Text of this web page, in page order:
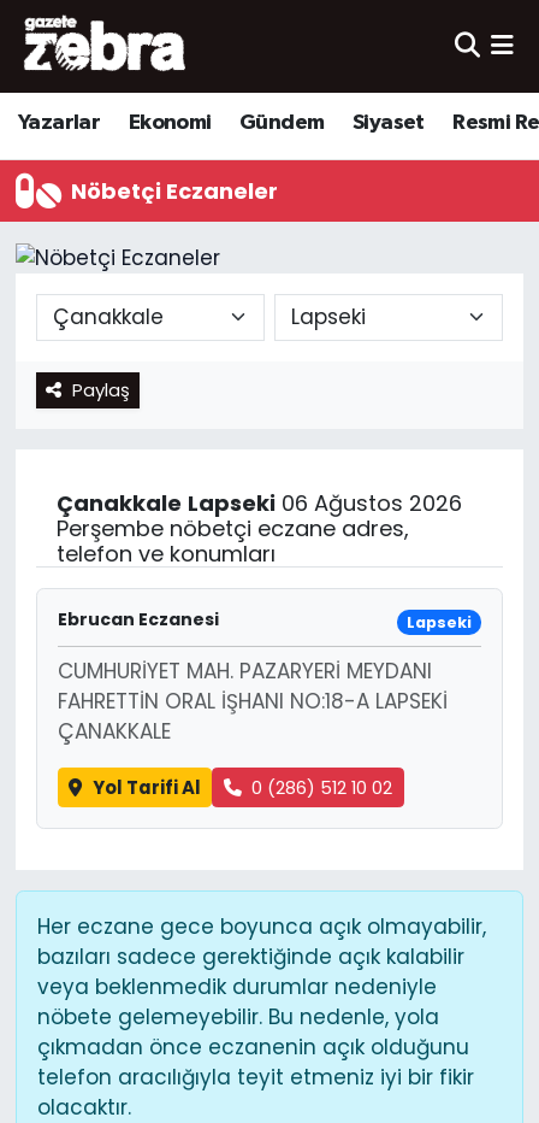
Yazarlar Ekonomi Gündem Siyaset Resmi
Nöbetçi Eczaneler
Paylaş
Çanakkale Lapseki06 Ağustos 2026
Perşembe nöbetçi eczane adres,
telefon ve konumları
Ebrucan Eczanesi Lapseki
CUMHURİYET MAH. PAZARYERİ MEYDANI
FAHRETTİN ORAL İŞHANI NO:18-A LAPSEKİ
ÇANAKKALE
Yol Tarifi Al 0 (286) 512 10 02
Her eczane gece boyunca açık olmayabilir,
bazıları sadece gerektiğinde açık kalabilir
veya beklenmedik durumlar nedeniyle
nöbete gelemeyebilir. Bu nedenle, yola
çıkmadan önce eczanenin açık olduğunu
telefon aracılığıyla teyit etmeniz iyi bir fikir
olacaktır.
Yazarlar
Ekonomi
Kültür-Sanat
Yerel
Spor
Nöbetçi Eczaneler
Hava Durumu
Trafik Durumu
Süper Lig Puan Durumu ve Fikstür
Tüm Manşetler
Son Dakika Haberleri